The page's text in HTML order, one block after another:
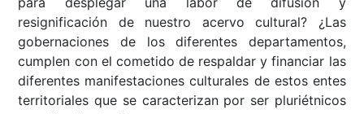
resignificación de nuestro acervo cultural? ¿Las
gobernaciones de los diferentes departamentos,
cumplen con el cometido de respaldar y financiar las
diferentes manifestaciones culturales de estos entes
territoriales que se caracterizan por ser pluriétnicos